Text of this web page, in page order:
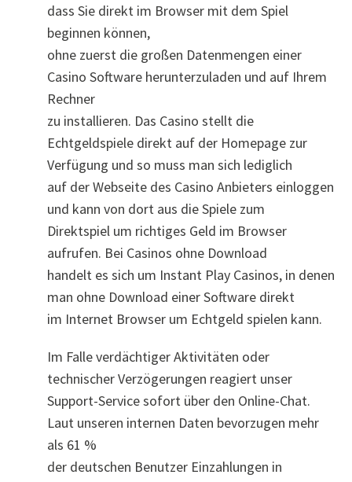
dass Sie direkt im Browser mit dem Spiel
beginnen können,
ohne zuerst die großen Datenmengen einer
Casino Software herunterzuladen und auf Ihrem
Rechner
zu installieren. Das Casino stellt die
Echtgeldspiele direkt auf der Homepage zur
Verfügung und so muss man sich lediglich
auf der Webseite des Casino Anbieters einloggen
und kann von dort aus die Spiele zum
Direktspiel um richtiges Geld im Browser
aufrufen. Bei Casinos ohne Download
handelt es sich um Instant Play Casinos, in denen
man ohne Download einer Software direkt
im Internet Browser um Echtgeld spielen kann.
Im Falle verdächtiger Aktivitäten oder
technischer Verzögerungen reagiert unser
Support-Service sofort über den Online-Chat.
Laut unseren internen Daten bevorzugen mehr
als 61 %
der deutschen Benutzer Einzahlungen in